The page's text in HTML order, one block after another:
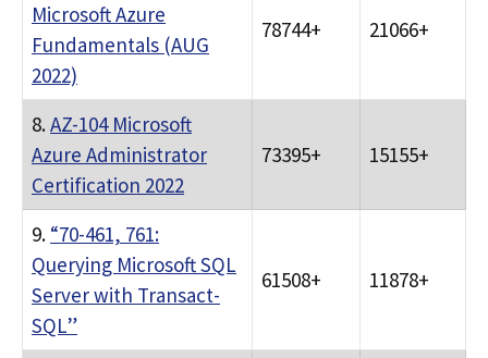
Microsoft Azure
Fundamentals (AUG
2022)
78744+ 21066+
8.AZ-104 Microsoft
Azure Administrator
Certification 2022
73395+ 15155+
9. “70-461, 761:
Querying Microsoft SQL
Server with Transact-
SQL”
61508+ 11878+